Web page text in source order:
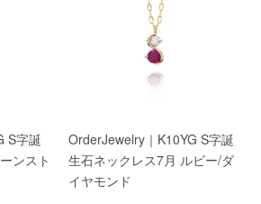
S字誕
ンスト
OrderJewelry｜K10YG S字誕
生石ネックレス7月 ルビー/ダ
イヤモンド